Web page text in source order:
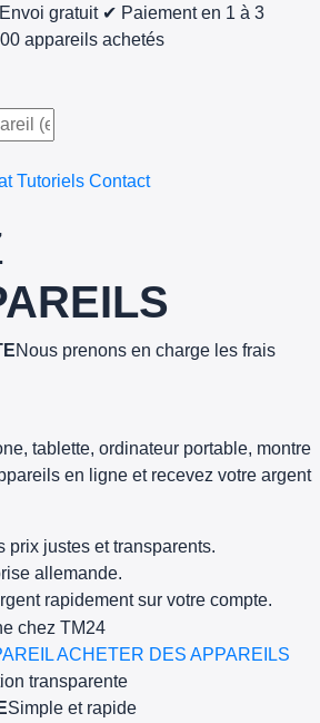
gratuit ✔ Paiement en 1 à 3
appareils achetés
Tutoriels Contact
Nous prenons en charge les frais
tablette, ordinateur portable, montre
en ligne et recevez votre argent
prix justes et transparents.
allemande.
rapidement sur votre compte.
ACHETER DES APPAREILS
transparente
Simple et rapide